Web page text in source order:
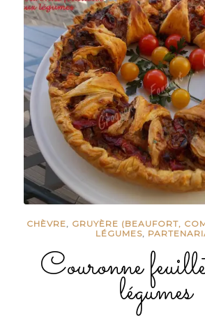
CHÈVRE, GRUYÈRE (BEAUFORT,
LÉGUMES,
Couronne
légumes